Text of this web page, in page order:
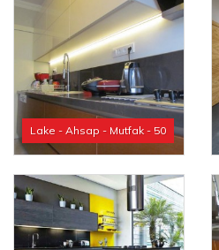
Lake - Ahsap - Mutfak - 50